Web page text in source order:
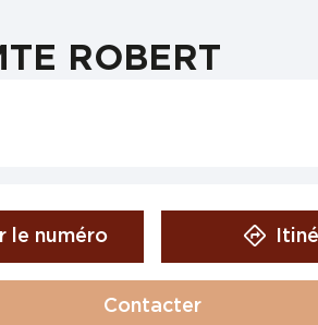
ROBERT
le numéro
Contacter